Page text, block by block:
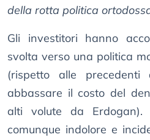
della rotta politica
Gli investitori hanno
svolta verso una politica
(rispetto alle precedenti
abbassare il costo del
alti volute da
comunque indolore e